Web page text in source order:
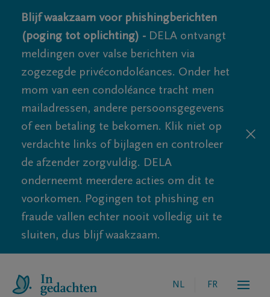
Blijf waakzaam voor phishingberichten
(poging tot oplichting) - DELA ontvangt
meldingen over valse berichten via
zogezegde privécondoléances. Onder het
mom van een condoléance tracht men
mailadressen, andere persoonsgegevens
of een betaling te bekomen. Klik niet op
verdachte links of bijlagen en controleer
de afzender zorgvuldig. DELA
onderneemt meerdere acties om dit te
voorkomen. Pogingen tot phishing en
fraude vallen echter nooit volledig uit te
sluiten, dus blijf waakzaam.
NL FR